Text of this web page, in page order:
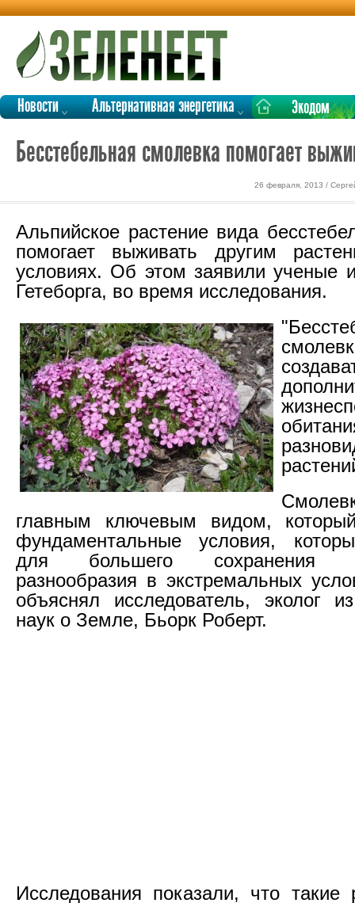
Новости Альтернативная энергетика Экодом
Бесстебельная смолевка помогает
26 февраля, 2013 /
Альпийское растение вида
помогает выживать другим
условиях. Об этом заявили ученые
Гетеборга, во время исследования.
главным ключевым видом,
фундаментальные условия,
для большего сохранения
разнообразия в экстремальных
объяснял исследователь, эколог
наук о Земле, Бьорк Роберт.
Исследования показали, что такие